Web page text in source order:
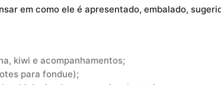
em como ele é apresentado, embalado,
kiwi e acompanhamentos;
para fondue);